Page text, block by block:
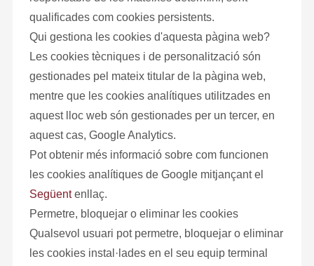
qualificades com cookies persistents.
Qui gestiona les cookies d'aquesta pàgina web?
Les cookies tècniques i de personalització són
gestionades pel mateix titular de la pàgina web,
mentre que les cookies analítiques utilitzades en
aquest lloc web són gestionades per un tercer, en
aquest cas, Google Analytics.
Pot obtenir més informació sobre com funcionen
les cookies analítiques de Google mitjançant el
següentenllaç.
Permetre, bloquejar o eliminar les cookies
Qualsevol usuari pot permetre, bloquejar o eliminar
les cookies instal·lades en el seu equip terminal